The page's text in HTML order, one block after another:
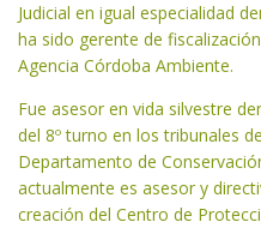
Judicial en igual especialidad
ha sido gerente de
Agencia Córdoba Ambiente.
Fue asesor en vida silvestre
del 8º turno en los tribunales
Departamento de
actualmente es asesor y
creación del Centro de